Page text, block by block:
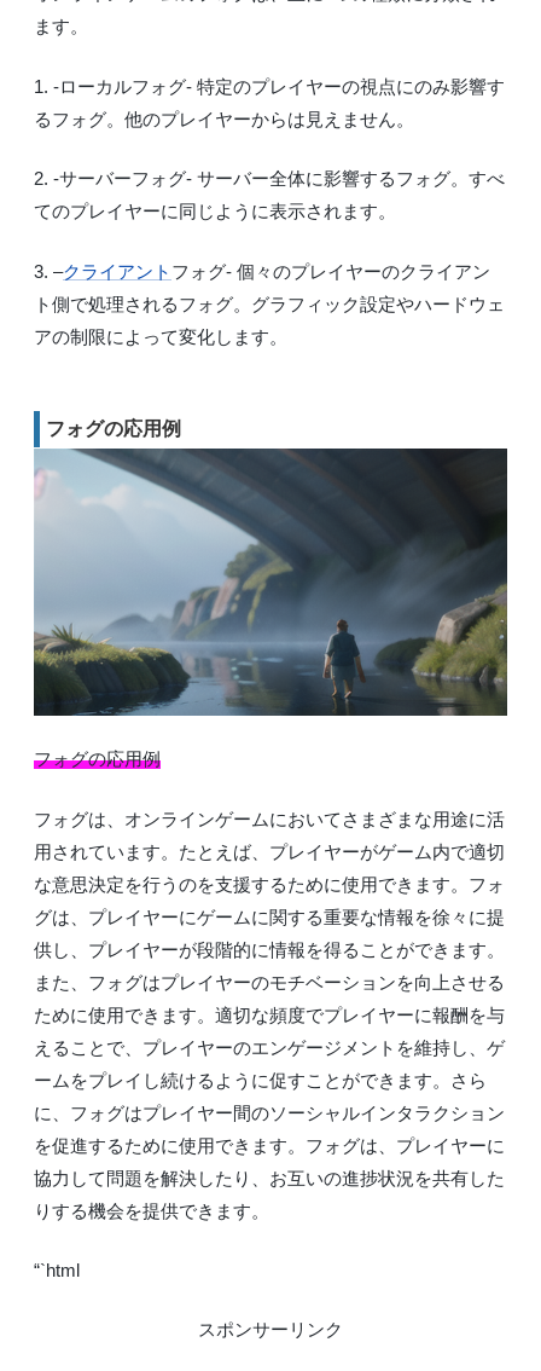
ます。
1. -ローカルフォグ- 特定のプレイヤーの視点にのみ影響す
るフォグ。他のプレイヤーからは見えません。
2. -サーバーフォグ- サーバー全体に影響するフォグ。すべ
てのプレイヤーに同じように表示されます。
3. –クライアント フォグ- 個々のプレイヤーのクライアン
ト側で処理されるフォグ。グラフィック設定やハードウェ
アの制限によって変化します。
フォグの応用例
フォグの応用例
フォグは、オンラインゲームにおいてさまざまな用途に活
用されています。たとえば、プレイヤーがゲーム内で適切
な意思決定を行うのを支援するために使用できます。フォ
グは、プレイヤーにゲームに関する重要な情報を徐々に提
供し、プレイヤーが段階的に情報を得ることができます。
また、フォグはプレイヤーのモチベーションを向上させる
ために使用できます。適切な頻度でプレイヤーに報酬を与
えることで、プレイヤーのエンゲージメントを維持し、ゲ
ームをプレイし続けるように促すことができます。さら
に、フォグはプレイヤー間のソーシャルインタラクション
を促進するために使用できます。フォグは、プレイヤーに
協力して問題を解決したり、お互いの進捗状況を共有した
りする機会を提供できます。
“`html
スポンサーリンク